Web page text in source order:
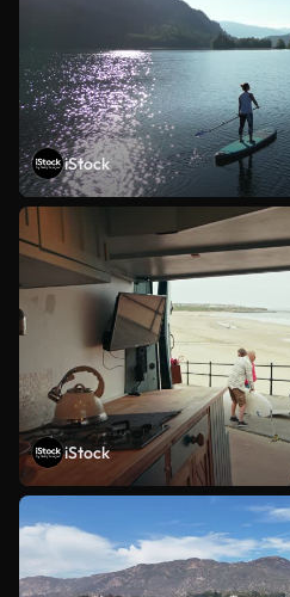
iStock
iStock